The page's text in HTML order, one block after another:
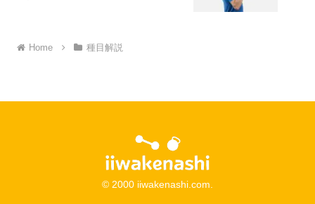
Home 種目解説
© 2000 iiwakenashi.com.